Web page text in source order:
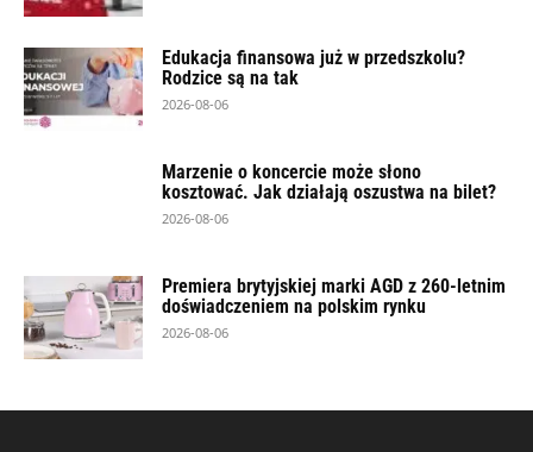
Edukacja finansowa już w przedszkolu?
Rodzice są na tak
2026-08-06
Marzenie o koncercie może słono
kosztować. Jak działają oszustwa na bilet?
2026-08-06
Premiera brytyjskiej marki AGD z 260-letnim
doświadczeniem na polskim rynku
2026-08-06